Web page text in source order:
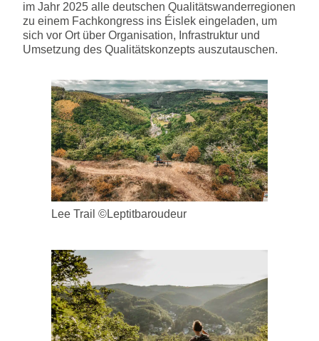
im Jahr 2025 alle deutschen Qualitätswanderregionen
zu einem Fachkongress ins Éislek eingeladen, um
sich vor Ort über Organisation, Infrastruktur und
Umsetzung des Qualitätskonzepts auszutauschen.
Lee Trail ©Leptitbaroudeur